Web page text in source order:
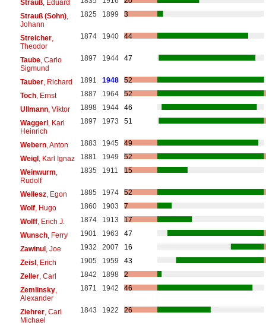
Strauß, Eduard
Strauß (Sohn),
Johann
1825 1899 3
Streicher,
Theodor
1874 1940 44
Taube, Carlo
Sigmund
1897 1944 47
Tauber, Richard 1891 1948
52
Toch, Ernst 1887 1964
52
Ullmann, Viktor 1898 1944
46
Waggerl, Karl
Heinrich
1897 1973 51
Webern, Anton 1883 1945
49
Weigl, Karl Ignaz 1881 1949
52
Weinwurm
Rudolf
1835 1911 15
Wellesz, Egon 1885 1974
52
Wolf, Hugo 1860 1903
7
Wolff, Erich J. 1874 1913
17
Wunsch, Ferry 1901 1963
47
Zawinul, Joe 1932 2007
16
Zeisl, Erich 1905 1959
43
Zeller, Carl 1842 1898
2
Zemlinsky,
Alexander
1871 1942 46
Ziehrer, Carl
Michael
1843 1922 26